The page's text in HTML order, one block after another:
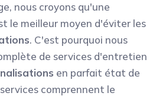
nous croyons qu'une
le meilleur moyen d'éviter les
. C'est pourquoi nous
de services d'entretien
en parfait état de
comprennent le